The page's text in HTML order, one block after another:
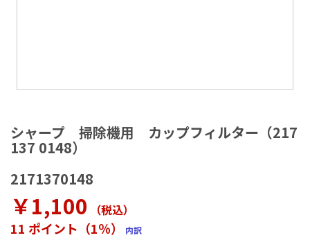
シャープ 掃除機用 カップフィルター（217
137 0148）
2171370148
￥1,100 （税込）
11 ポイント（1％） 内訳
メ
ー
ジ
ャ
リ
ー
の